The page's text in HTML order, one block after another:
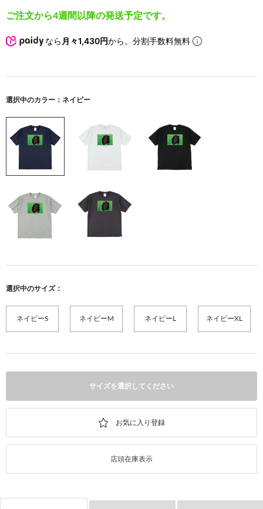
ご注文から4週間以降の発送予定です。
なら 月々1,430円から。分割手数料無料
選択中のカラー：ネイビー
選択中のサイズ：
ネイビーS ネイビーM ネイビーL ネイビーXL
サイズを選択してください
店頭在庫表示